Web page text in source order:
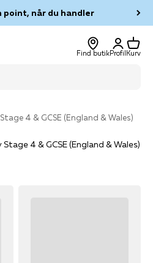
point, når du handler
Find butik
Log ind
Profil
Kurv
Kurv
4 & GCSE (England & Wales)
4 & GCSE (England & Wales)